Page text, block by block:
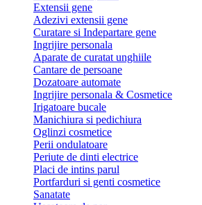
Extensii gene
Adezivi extensii gene
Curatare si Indepartare gene
Ingrijire personala
Aparate de curatat unghiile
Cantare de persoane
Dozatoare automate
Ingrijire personala & Cosmetice
Irigatoare bucale
Manichiura si pedichiura
Oglinzi cosmetice
Perii ondulatoare
Periute de dinti electrice
Placi de intins parul
Portfarduri si genti cosmetice
Sanatate